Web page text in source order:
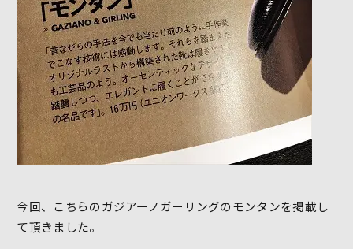
今回、こちらのガジアーノガーリングのモンタンを掲載し
て頂きました。